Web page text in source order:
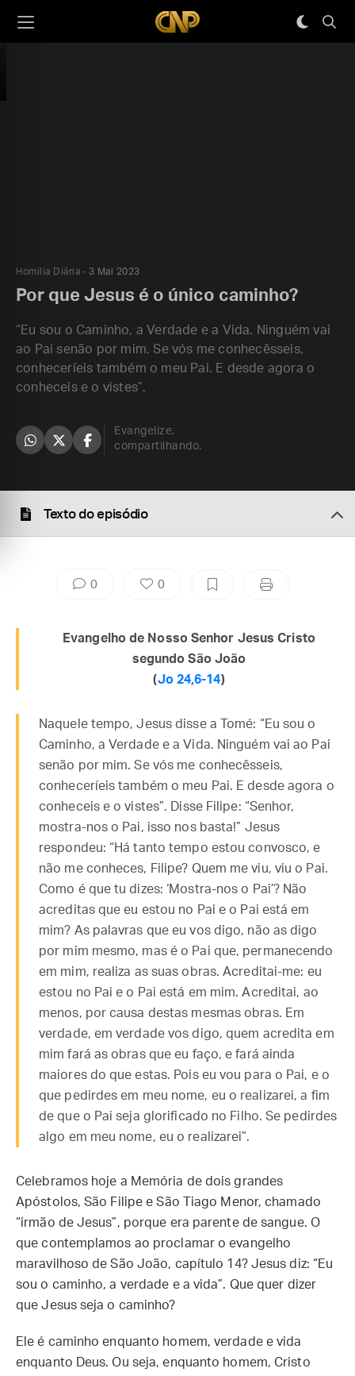
Homilia Diária 3 Mai 2023
Por que Jesus é o único caminho?
“Eu sou o Caminho, a Verdade e a Vida. Ninguém vai
ao Pai senão por mim. Se vós me conhecêsseis,
conheceríeis também o meu Pai. E desde agora o
conheceis e o vistes”.
Evangelize,
compartilhando.
Texto do episódio
0 0
Evangelho de Nosso Senhor Jesus Cristo
segundo São João
(Jo 24,6-14)
Naquele tempo, Jesus disse a Tomé: “Eu sou o
Caminho, a Verdade e a Vida. Ninguém vai ao Pai
senão por mim. Se vós me conhecêsseis,
conheceríeis também o meu Pai. E desde agora o
conheceis e o vistes”. Disse Filipe: “Senhor,
mostra-nos o Pai, isso nos basta!” Jesus
respondeu: “Há tanto tempo estou convosco, e
não me conheces, Filipe? Quem me viu, viu o Pai.
Como é que tu dizes: ‘Mostra-nos o Pai’? Não
acreditas que eu estou no Pai e o Pai está em
mim? As palavras que eu vos digo, não as digo
por mim mesmo, mas é o Pai que, permanecendo
em mim, realiza as suas obras. Acreditai-me: eu
estou no Pai e o Pai está em mim. Acreditai, ao
menos, por causa destas mesmas obras. Em
verdade, em verdade vos digo, quem acredita em
mim fará as obras que eu faço, e fará ainda
maiores do que estas. Pois eu vou para o Pai, e o
que pedirdes em meu nome, eu o realizarei, a fim
de que o Pai seja glorificado no Filho. Se pedirdes
algo em meu nome, eu o realizarei”.
Celebramos hoje a Memória de dois grandes
Apóstolos, São Filipe e São Tiago Menor, chamado
“irmão de Jesus”, porque era parente de sangue. O
que contemplamos ao proclamar o evangelho
maravilhoso de São João, capítulo 14? Jesus diz: “Eu
sou o caminho, a verdade e a vida”. Que quer dizer
que Jesus seja o caminho?
Ele é caminho enquanto homem, verdade e vida
enquanto Deus. Ou seja, enquanto homem, Cristo